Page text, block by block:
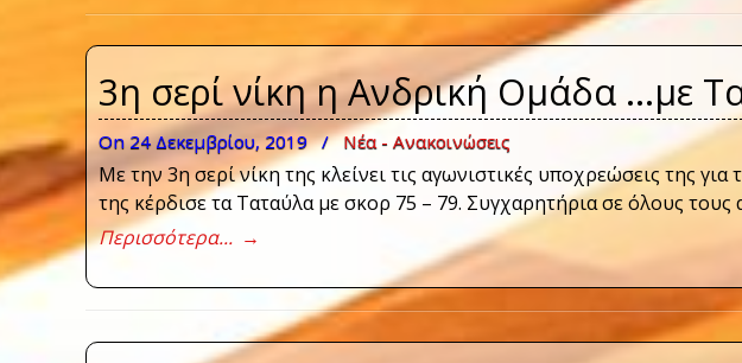
3η σερί νίκη η Ανδρική Ομάδα …με
On 24 Δεκεμβρίου, 2019 / Νέα - Ανακοινώσεις
Με την 3η σερί νίκη της κλείνει τις αγωνιστικές υποχρεώσεις της
της κέρδισε τα Ταταύλα με σκορ 75 – 79. Συγχαρητήρια σε όλους
Περισσότερα... →